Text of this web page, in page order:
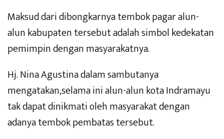
Maksud dari dibongkarnya tembok pagar alun-
alun kabupaten tersebut adalah simbol kedekatan
pemimpin dengan masyarakatnya.
Hj. Nina Agustina dalam sambutanya
mengatakan,selama ini alun-alun kota Indramayu
tak dapat dinikmati oleh masyarakat dengan
adanya tembok pembatas tersebut.